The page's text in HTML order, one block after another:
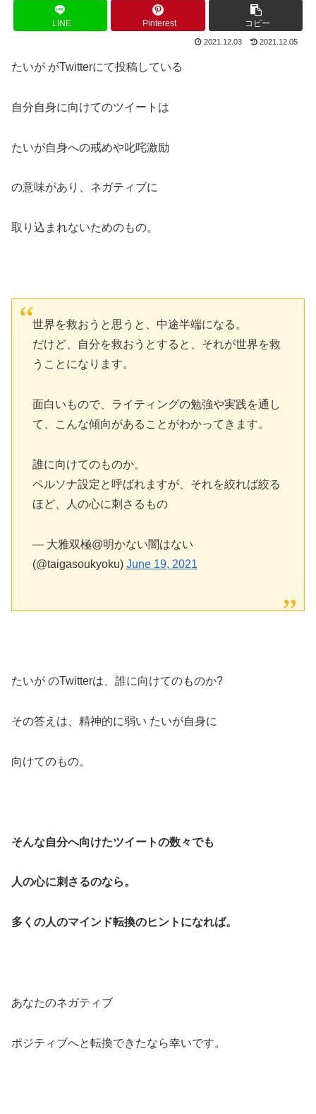
LINE Pinterest コピー
2021.12.03 2021.12.05
たいが がTwitterにて投稿している
自分自身に向けてのツイートは
たいが自身への戒めや叱咤激励
の意味があり、ネガティブに
取り込まれないためのもの。
世界を救おうと思うと、中途半端になる。
だけど、自分を救おうとすると、それが世界を救
うことになります。
面白いもので、ライティングの勉強や実践を通し
て、こんな傾向があることがわかってきます。
誰に向けてのものか。
ペルソナ設定と呼ばれますが、それを絞れば絞る
ほど、人の心に刺さるもの
— 大雅双極@明かない闇はない
(@taigasoukyoku) June 19, 2021
たいが のTwitterは、誰に向けてのものか?
その答えは、精神的に弱い たいが自身に
向けてのもの。
そんな自分へ向けたツイートの数々でも
人の心に刺さるのなら。
多くの人のマインド転換のヒントになれば。
あなたのネガティブ
ポジティブへと転換できたなら幸いです。